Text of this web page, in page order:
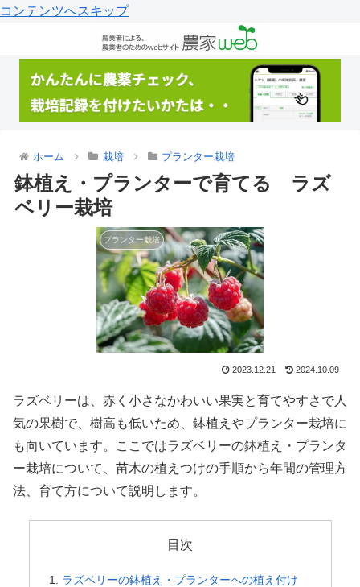
コンテンツへスキップ
ホーム 栽培 プランター栽培
鉢植え・プランターで育てる ラズ
ベリー栽培
プランター栽培
2023.12.21 2024.10.09
ラズベリーは、赤く小さなかわいい果実と育てやすさで人
気の果樹で、樹高も低いため、鉢植えやプランター栽培に
も向いています。ここではラズベリーの鉢植え・プランタ
ー栽培について、苗木の植えつけの手順から年間の管理方
法、育て方について説明します。
目次
ラズベリーの鉢植え・プランターへの植え付け